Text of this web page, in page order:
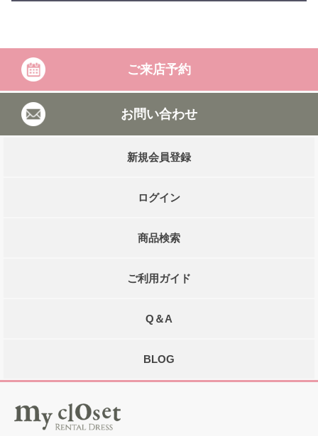
ご来店予約
お問い合わせ
新規会員登録
ログイン
商品検索
ご利用ガイド
Q＆A
BLOG